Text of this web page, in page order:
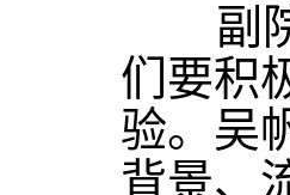
副院
们要积
验。吴
背景、